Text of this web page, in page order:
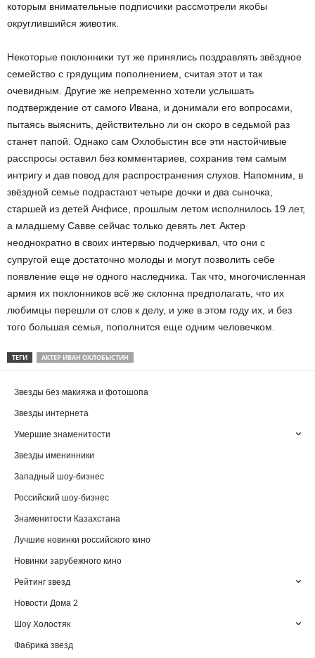
которым внимательные подписчики рассмотрели якобы
округлившийся животик.
Некоторые поклонники тут же принялись поздравлять звёздное
семейство с грядущим пополнением, считая этот и так
очевидным. Другие же непременно хотели услышать
подтверждение от самого Ивана, и донимали его вопросами,
пытаясь выяснить, действительно ли он скоро в седьмой раз
станет папой. Однако сам Охлобыстин все эти настойчивые
расспросы оставил без комментариев, сохранив тем самым
интригу и дав повод для распространения слухов. Напомним, в
звёздной семье подрастают четыре дочки и два сыночка,
старшей из детей Анфисе, прошлым летом исполнилось 19 лет,
а младшему Савве сейчас только девять лет. Актер
неоднократно в своих интервью подчеркивал, что они с
супругой еще достаточно молоды и могут позволить себе
появление еще не одного наследника. Так что, многочисленная
армия их поклонников всё же склонна предполагать, что их
любимцы перешли от слов к делу, и уже в этом году их, и без
того большая семья, пополнится еще одним человечком.
ТЕГИ АКТЕР ИВАН ОХЛОБЫСТИН
Звезды без макияжа и фотошопа
Звезды интернета
Умершие знаменитости
Звезды именинники
Западный шоу-бизнес
Российский шоу-бизнес
Знаменитости Казахстана
Лучшие новинки российского кино
Новинки зарубежного кино
Рейтинг звезд
Новости Дома 2
Шоу Холостяк
Фабрика звезд